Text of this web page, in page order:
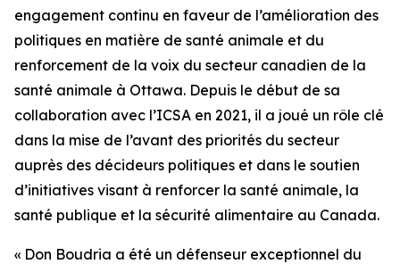
engagement continu en faveur de l’amélioration des
politiques en matière de santé animale et du
renforcement de la voix du secteur canadien de la
santé animale à Ottawa. Depuis le début de sa
collaboration avec l’ICSA en 2021, il a joué un rôle clé
dans la mise de l’avant des priorités du secteur
auprès des décideurs politiques et dans le soutien
d’initiatives visant à renforcer la santé animale, la
santé publique et la sécurité alimentaire au Canada.
« Don Boudria a été un défenseur exceptionnel du